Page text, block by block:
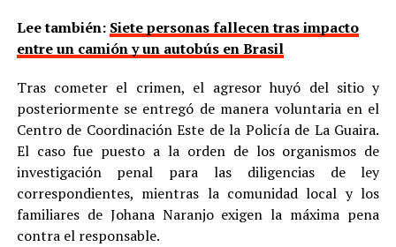
Lee también: Siete personas fallecen tras impacto
entre un camión y un autobús en Brasil
Tras cometer el crimen, el agresor huyó del sitio y
posteriormente se entregó de manera voluntaria en el
Centro de Coordinación Este de la Policía de La Guaira.
El caso fue puesto a la orden de los organismos de
investigación penal para las diligencias de ley
correspondientes, mientras la comunidad local y los
familiares de Johana Naranjo exigen la máxima pena
contra el responsable.